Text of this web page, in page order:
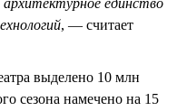
единство
, — считает
выделено 10 млн
сезона намечено на 15